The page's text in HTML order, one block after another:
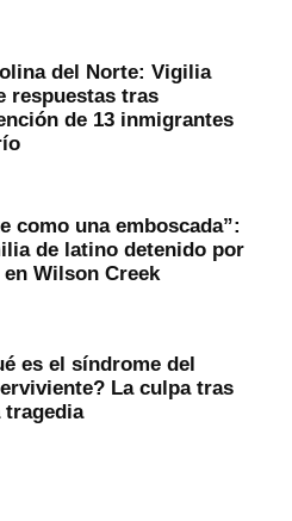
del Norte: Vigilia
respuestas tras
de 13 inmigrantes
como una emboscada”:
de latino detenido por
en Wilson Creek
es el síndrome del
La culpa tras
tragedia